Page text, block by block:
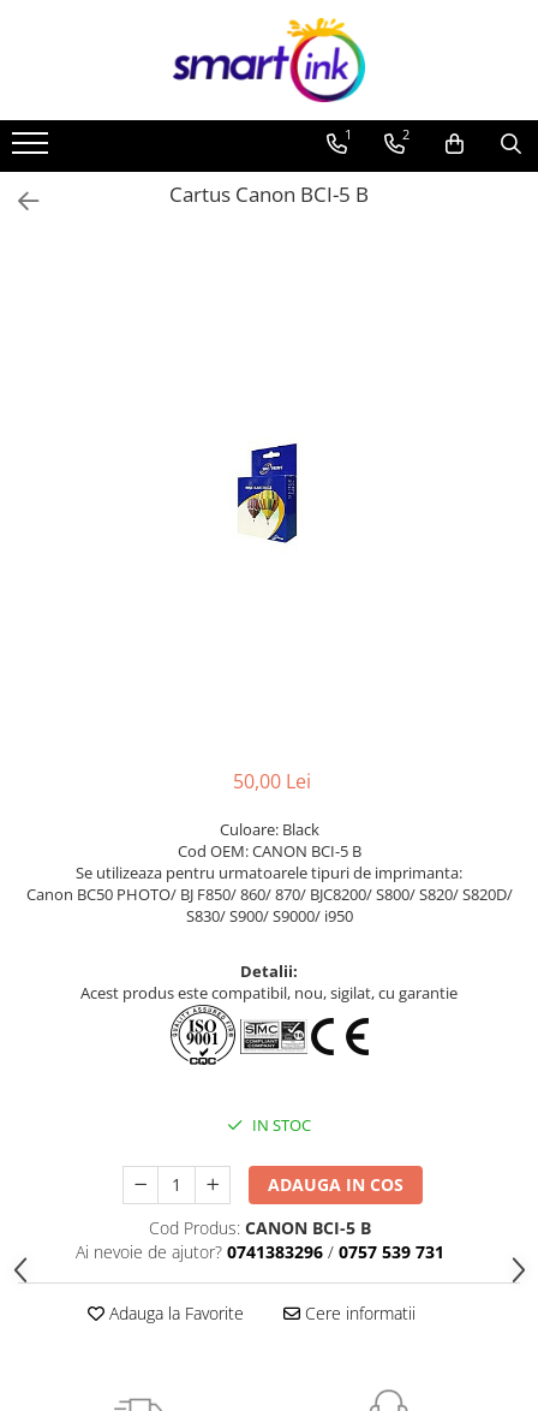
Consumabile
Cartuse si tonere
Pentru firme
1 2
Cartus Canon BCI-5 B
50,00 Lei
Culoare: Black
Cod OEM: CANON BCI-5 B
Se utilizeaza pentru urmatoarele tipuri de imprimanta:
Canon BC50 PHOTO/ BJ F850/ 860/ 870/ BJC8200/ S800/ S820/ S820D/
S830/ S900/ S9000/ i950
Detalii:
Acest produs este compatibil, nou, sigilat, cu garantie
IN STOC
ADAUGA IN COS
Cod Produs: CANON BCI-5 B
Ai nevoie de ajutor? 0741383296 / 0757 539 731
Adauga la Favorite Cere informatii